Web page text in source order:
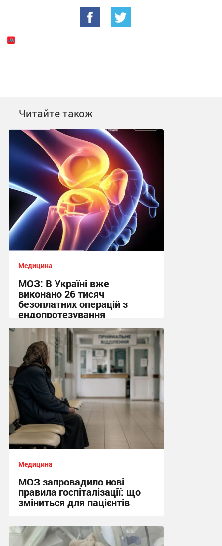
Читайте також
Медицина
МОЗ: В Україні вже
виконано 26 тисяч
безоплатних операцій з
ендопротезування
04:22 сьогодні
Медицина
МОЗ запровадило нові
правила госпіталізації: що
зміниться для пацієнтів
23:07, 3.08.2026